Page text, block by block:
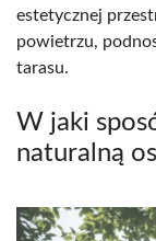
estetycznej
powietrzu,
tarasu.
W jaki
naturalną